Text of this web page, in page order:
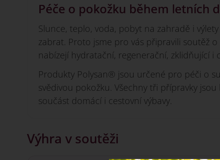
Péče o pokožku během letních
Slunce, teplo, voda, pobyt na zahradě i
zabrat. Proto jsme pro vás připravili soutěž
nabízejí hydratační, regenerační, zklidňující i
Produkty Polysan® jsou určené pro péči o
svědivou pokožku. Všechny tři přípravky
součást domácí i cestovní výbavy.
Výhra v soutěži